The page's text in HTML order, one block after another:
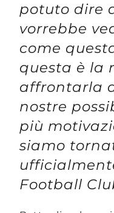
potuto dire
vorrebbe
come
questa è la
affrontarla
nostre
più
siamo
Football